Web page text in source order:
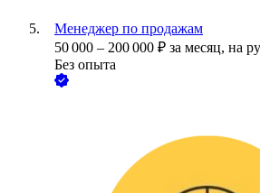
Менеджер по продажам
50 000 – 200 000 ₽ за месяц, на
Без опыта